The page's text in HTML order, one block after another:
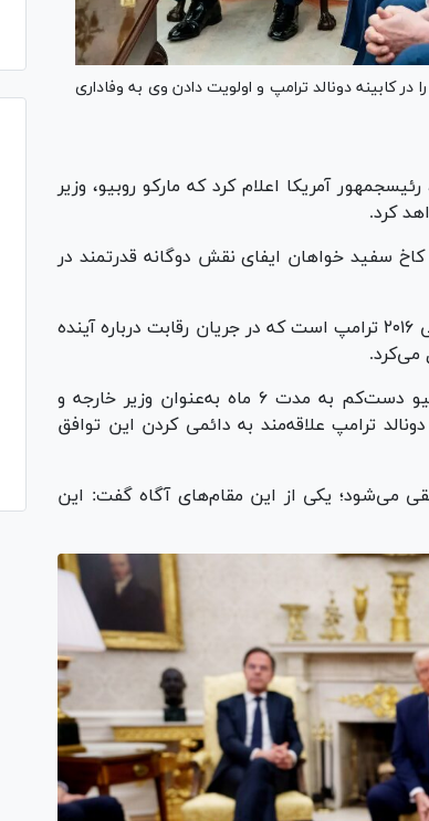
کابینه دونالد ترامپ و اولویت دادن وی به وفاداری
پس از برکناری مایک والتز، دونالد ترامپ، رئیس‎جمهور آمریکا اعلام کرد که مارکو روبیو، وزیر
کرد.
کاخ سفید خواهان ایفای نقش دوگانه قدرتمند در
این یک ارتقاء قابل‌توجه برای رقیب سابق انتخابات مقدماتی ۲۰۱۶ ترامپ است که در جریان رقابت درباره آینده
می‌کرد.
به گفته ۳ مقام ارشد کاخ سفید، انتظار می‌رود مارکو روبیو دست‌کم به مدت ۶ ماه به‌عنوان وزیر خارجه و
ترامپ علاقه‌مند به دائمی کردن این توافق
می‌شود؛ یکی از این مقام‌های آگاه گفت: این